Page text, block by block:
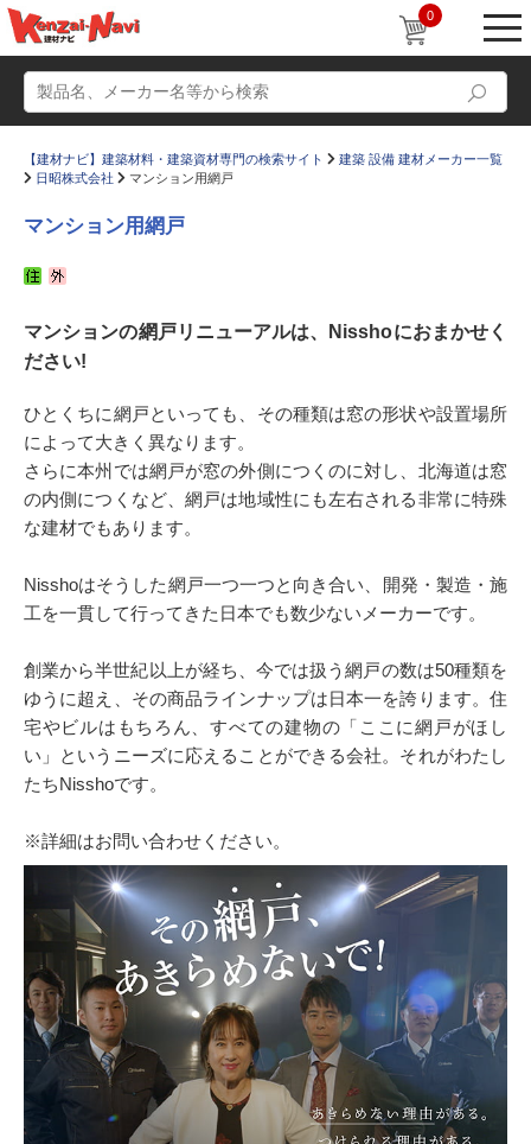
0
かたなび コラム
Q＆A 販売・施工代理店募集
お気に入り
【建材ナビ】建築材料・建築資材専門の検索サイト
建築 設備 建材メーカー一覧
日昭株式会社
マンション用網戸
マンション用網戸
マンションの網戸リニューアルは、Nisshoにおまかせく
ださい!
ひとくちに網戸といっても、その種類は窓の形状や設置場所
によって大きく異なります。
さらに本州では網戸が窓の外側につくのに対し、北海道は窓
の内側につくなど、網戸は地域性にも左右される非常に特殊
な建材でもあります。
Nisshoはそうした網戸一つ一つと向き合い、開発・製造・施
工を一貫して行ってきた日本でも数少ないメーカーです。
創業から半世紀以上が経ち、今では扱う網戸の数は50種類を
ゆうに超え、その商品ラインナップは日本一を誇ります。住
宅やビルはもちろん、すべての建物の「ここに網戸がほし
い」というニーズに応えることができる会社。それがわたし
たちNisshoです。
※詳細はお問い合わせください。